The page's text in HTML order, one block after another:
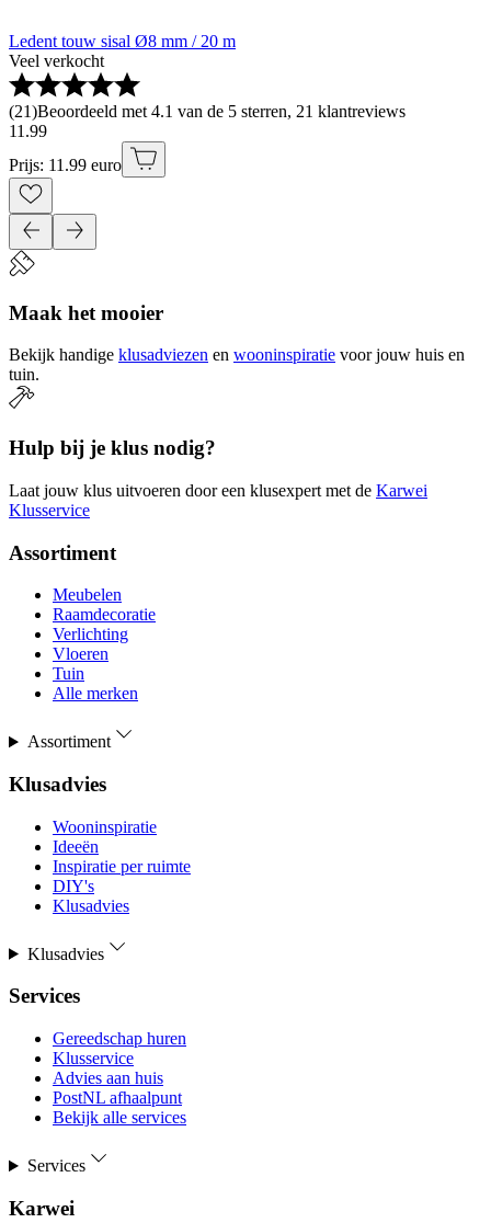
Ledent touw sisal Ø8 mm / 20 m
Veel verkocht
(21)Beoordeeld met 4.1 van de 5 sterren, 21 klantreviews
11 .99
Prijs: 11.99 euro
Maak het mooier
Bekijk handige klusadviezen en wooninspiratie voor jouw huis en
tuin.
Hulp bij je klus nodig?
Laat jouw klus uitvoeren door een klusexpert met de Karwei
Klusservice
Assortiment
Meubelen
Raamdecoratie
Verlichting
Vloeren
Tuin
Alle merken
Assortiment
Klusadvies
Wooninspiratie
Ideeën
Inspiratie per ruimte
DIY's
Klusadvies
Klusadvies
Services
Gereedschap huren
Klusservice
Advies aan huis
PostNL afhaalpunt
Bekijk alle services
Services
Karwei